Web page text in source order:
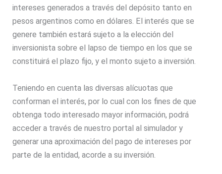
intereses generados a través del depósito tanto en
pesos argentinos como en dólares. El interés que se
genere también estará sujeto a la elección del
inversionista sobre el lapso de tiempo en los que se
constituirá el plazo fijo, y el monto sujeto a inversión.
Teniendo en cuenta las diversas alícuotas que
conforman el interés, por lo cual con los fines de que
obtenga todo interesado mayor información, podrá
acceder a través de nuestro portal al simulador y
generar una aproximación del pago de intereses por
parte de la entidad, acorde a su inversión.